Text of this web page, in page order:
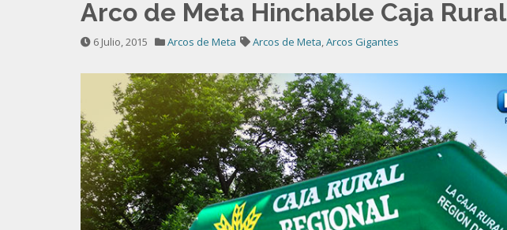
Arco de Meta Hinchable Caja Rural
6 Julio, 2015 Arcos de Meta Arcos de Meta,Arcos Gigantes